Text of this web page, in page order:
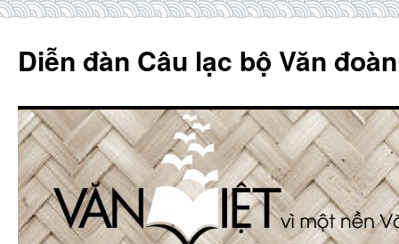
content
Diễn đàn Câu lạc bộ Văn